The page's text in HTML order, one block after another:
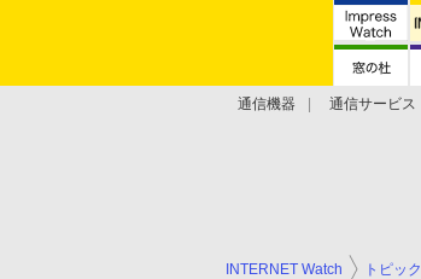
通信機器 通信サービス
INTERNET Watch トピック